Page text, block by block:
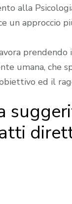
alla
un approccio
umana, che
ed il